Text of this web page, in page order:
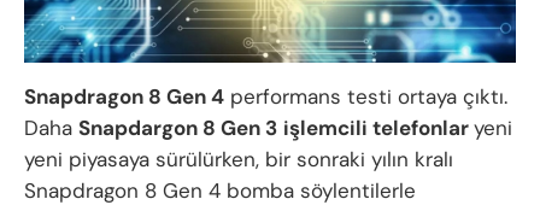
Snapdragon 8 Gen 4 performans testi ortaya çıktı.
Daha Snapdargon 8 Gen 3 işlemcili telefonlaryeni
yeni piyasaya sürülürken, bir sonraki yılın kralı
Snapdragon 8 Gen 4 bomba söylentilerle